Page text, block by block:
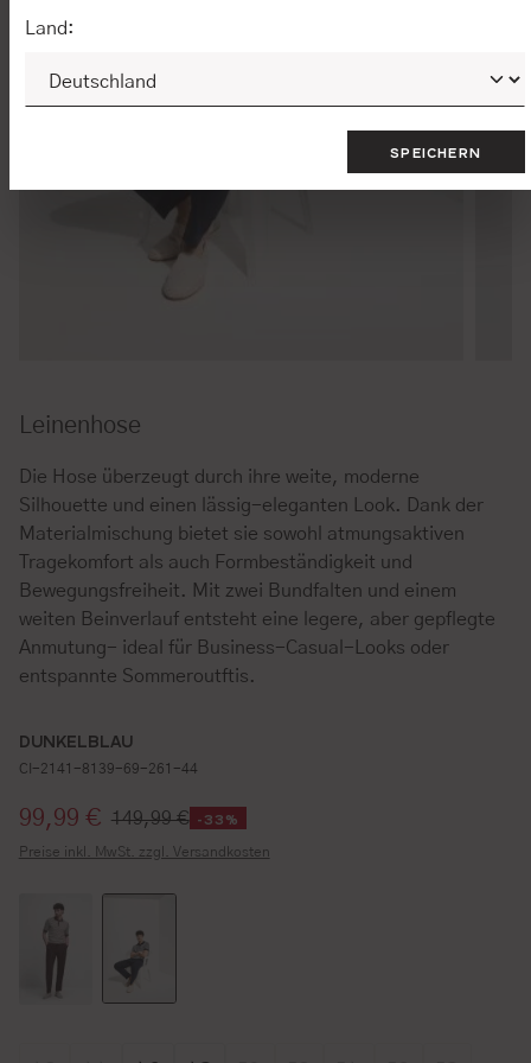
Leinenhose
Die Hose überzeugt durch ihre weite, moderne
Silhouette und einen lässig-eleganten Look. Dank der
Materialmischung bietet sie sowohl atmungsaktiven
Tragekomfort als auch Formbeständigkeit und
Bewegungsfreiheit. Mit zwei Bundfalten und einem
weiten Beinverlauf entsteht eine legere, aber gepflegte
Anmutung- ideal für Business-Casual-Looks oder
entspannte Sommeroutftis.
DUNKELBLAU
CI-2141-8139-69-261-44
Verkaufspreis:
99,99 € 149,99 € -33%
Preise inkl. MwSt. zzgl. Versandkosten
Land:
SPEICHERN